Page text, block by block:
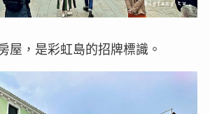
屋，是彩虹島的招牌標識。